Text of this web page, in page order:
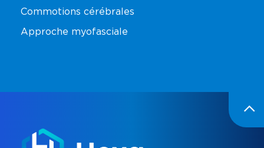
Commotions cérébrales
Approche myofasciale